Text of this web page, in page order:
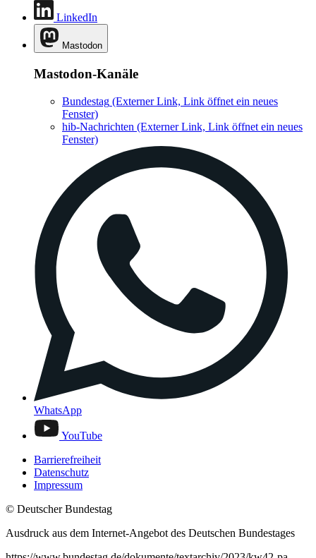
LinkedIn
Mastodon
Mastodon-Kanäle
Bundestag (Externer Link, Link öffnet ein neues
Fenster)
hib-Nachrichten (Externer Link, Link öffnet ein neues
Fenster)
WhatsApp
YouTube
Barrierefreiheit
Datenschutz
Impressum
© Deutscher Bundestag
Ausdruck aus dem Internet-Angebot des Deutschen Bundestages